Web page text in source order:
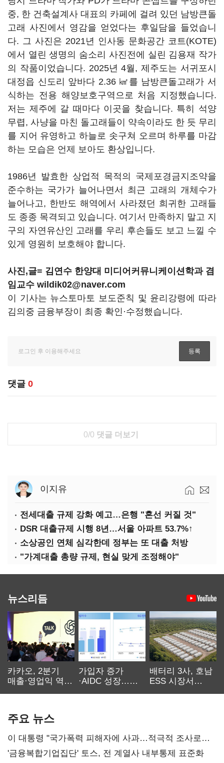
중, 한 건축설계사 대표의 카페에 걸려 있던 남방큰돌
고래 사진에서 영감을 얻었다는 후일담을 들었습니
다. 그 사진은 2021년 인사동 문화공간 코트(KOTE)
에서 열린 생명의 숨소리 사진전에 실린 김용재 작가
의 작품이었습니다. 2025년 4월, 제주도는 서귀포시
대정읍 신도리 앞바다 2.36 ㎢를 남방큰돌고래가 서
식하는 전용 해양보호구역으로 처음 지정했습니다.
저는 제주에 갈 때마다 이곳을 찾습니다. 특히 석양
무렵, 사냥을 마친 돌고래들이 약속이라도 한 듯 무리
를 지어 유영하고 하늘로 솟구쳐 오르며 하루를 마감
하는 모습은 언제 보아도 환상입니다.
1986년 발효한 상업적 목적의 국제포경금지조약을
준수하는 국가가 늘어나면서 최근 고래의 개체수가
늘어나고, 한반도 해역에서 사라졌던 희귀한 고래들
도 종종 목격되고 있습니다. 여기서 만족하지 말고 지
구의 자연유산인 고래를 우리 후손들도 보고 느낄 수
있게 영원히 보호해야 합니다.
사진,글= 김연수 한양대 미디어커뮤니케이션학과 겸
임교수 wildik02@naver.com
이 기사는 뉴스토마토 보도준칙 및 윤리강령에 따라
김의중 금융부장이 최종 확인·수정했습니다.
댓글 0
0/0 댓글 더보기
이지유
전세대출 규제 강화 예고…은행 "혼선 커질 것"
DSR 대출규제 시행 8년…서울 아파트 53.7%↑
소상공인 연체 심각한데 정부는 또 대출 처방
"가계대출 총량 규제, 현실 맞게 조정해야"
뉴스리듬
카카오, 2분기
매출·영업익 역대
가입자 증가
·AIDC 성장…
배터리 3사, 호남
ESS 시장서
주요 뉴스
이 대통령 "국가폭력 피해자에 사과…적극적 조사로
진실 밝혀야"
'금융복합기업집단' 토스, 전 계열사 내부통제 표준화